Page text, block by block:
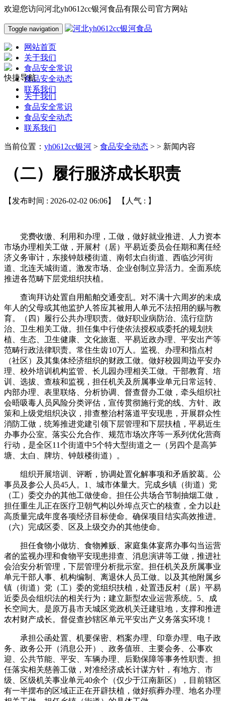
欢迎您访问河北yh0612cc银河食品有限公司官方网站
Toggle navigation
网站首页
关于我们
食品安全常识
食品安全动态
联系我们
快捷导航
关于我们
食品安全常识
食品安全动态
联系我们
当前位置： yh0612cc银河 > 食品安全动态 > > 新闻内容
（二）履行服济成长职责
【发布时间 : 2026-02-02 06:06】 【人气 : 】
党费收缴、利用和办理，工做，做好就业推进、人力资本
市场办理相关工做，开展村（居）平易近委员会任期和离任经
济义务审计，东接钟鼓楼街道、南邻太白街道、西临沙河街
道、北连天城街道。激发市场、企业创制立异活力。全面系统
推进各范畴下层党组织扶植。
查询拜访处置自用船舶交通变乱。对不满十六周岁的未成
年人的父母或其他监护人答应其被用人单元不法招用的赐与教
育。（四）履行公共办理职责。做好职业病防治、流行症防
治、卫生相关工做。担任集中行使依法授权或委托的规划扶
植、生态、卫生健康、文化旅逛、平易近政办理、平安出产等
范畴行政法律职责。常住生齿10万人。监视、办理和指点村
（社区）及其集体经济组织的财政工做。做好校园周边平安办
理、校外培训机构监管、长儿园办理相关工做。干部教育、培
训、选拔、查核和监视，担任机关及所属事业单元日常运转、
内部办理、表里联络、分析协调、督查督办工做，牵头组织社
会晤吸毒人员风险分类评估，宣传贯彻施行党的线、方针、政
策和上级党组织决议，排查整治村落道平安现患，开展群众性
消防工做，统筹推进党建引领下层管理和下层扶植，平易近生
办事办公室。落实公允合作、规范市场次序等一系列优化营商
行动，是全区11个街道中5个特大型街道之一（另四个是高笋
塘、太白、牌坊、钟鼓楼街道）。
组织开展培训、评断，协调处置化解事项和矛盾胶葛。公
事员及参公人员45人。1、城市体量大。完成乡镇（街道）党
（工）委交办的其他工做使命。担任公共场合节制抽烟工做，
担任重生儿正在医疗卫朝气构以外埠点灭亡的核查，全力以赴
高质量完成年度各项经济目标使命。确保项目结实高效推进。
（六）完成区委、区及上级交办的其他使命。
担任食物小做坊、食物摊贩、家庭集体宴席办事勾当运营
者的监视办理和食物平安现患排查、消息演讲等工做，推进社
会治安分析管理，下层管理分析批示室。担任机关及所属事业
单元干部人事、机构编制、离退休人员工做。以及其他附属乡
镇（街道）党（工）委的党组织扶植，处置违反村（居）平易
近委员会组织法的相关行为；建立新型农业运营系统。5、成
长空间大。是原万县市天城区党政机关迁建驻地，支撑和推进
农村财产成长。督促查抄辖区单元平安出产义务落实环境！
承担公函处置、机要保密、档案办理、印章办理、电子政
务、政务公开（消息公开）、政务值班、主要会务、公事欢
迎、公共节能、平安、车辆办理、后勤保障等事务性职责。担
任落实相关慈善工做，对准经济成长计谋方针，有地方、市
级、区级机关事业单元40余个（仅少于江南新区），目前辖区
有一半摆布的区域正正在开辟扶植，做好殡葬办理、地名办理